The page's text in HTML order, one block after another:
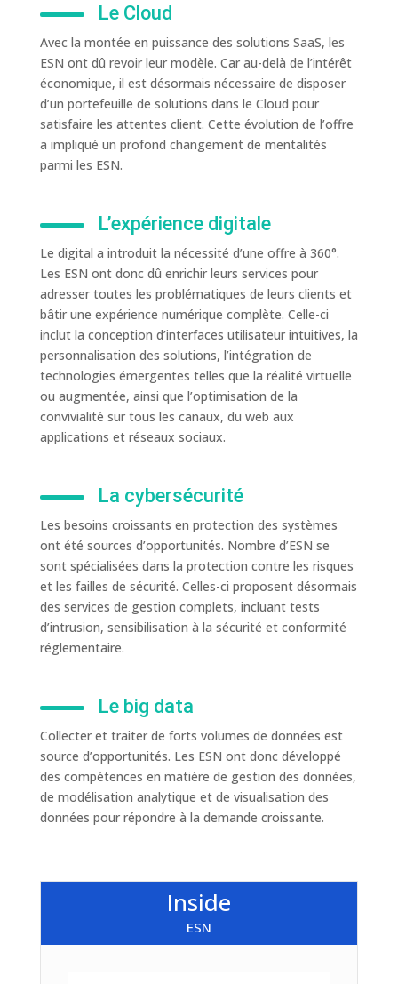
Le Cloud
Avec la montée en puissance des solutions SaaS, les
ESN ont dû revoir leur modèle. Car au-delà de l’intérêt
économique, il est désormais nécessaire de disposer
d’un portefeuille de solutions dans le Cloud pour
satisfaire les attentes client. Cette évolution de l’offre
a impliqué un profond changement de mentalités
parmi les ESN.
L’expérience digitale
Le digital a introduit la nécessité d’une offre à 360°.
Les ESN ont donc dû enrichir leurs services pour
adresser toutes les problématiques de leurs clients et
bâtir une expérience numérique complète. Celle-ci
inclut la conception d’interfaces utilisateur intuitives, la
personnalisation des solutions, l’intégration de
technologies émergentes telles que la réalité virtuelle
ou augmentée, ainsi que l’optimisation de la
convivialité sur tous les canaux, du web aux
applications et réseaux sociaux.
La cybersécurité
Les besoins croissants en protection des systèmes
ont été sources d’opportunités. Nombre d’ESN se
sont spécialisées dans la protection contre les risques
et les failles de sécurité. Celles-ci proposent désormais
des services de gestion complets, incluant tests
d’intrusion, sensibilisation à la sécurité et conformité
réglementaire.
Le big data
Collecter et traiter de forts volumes de données est
source d’opportunités. Les ESN ont donc développé
des compétences en matière de gestion des données,
de modélisation analytique et de visualisation des
données pour répondre à la demande croissante.
Inside
ESN